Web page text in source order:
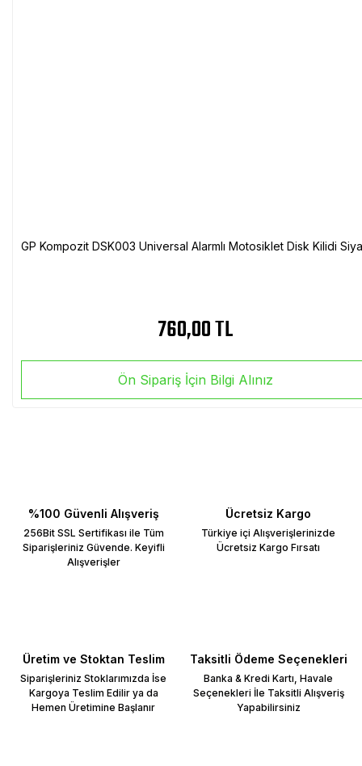
GP Kompozit DSK003 Universal Alarmlı Motosiklet Disk Kilidi
760,00 TL
Ön Sipariş İçin Bilgi Alınız
%100 Güvenli Alışveriş
256Bit SSL Sertifikası ile Tüm
Siparişleriniz Güvende. Keyifli
Alışverişler
Ücretsiz Kargo
Türkiye içi Alışverişlerinizde
Ücretsiz Kargo Fırsatı
Üretim ve Stoktan Teslim
Siparişleriniz Stoklarımızda İse
Kargoya Teslim Edilir ya da
Hemen Üretimine Başlanır
Taksitli Ödeme Seçenekleri
Banka & Kredi Kartı, Havale
Seçenekleri İle Taksitli Alışveriş
Yapabilirsiniz